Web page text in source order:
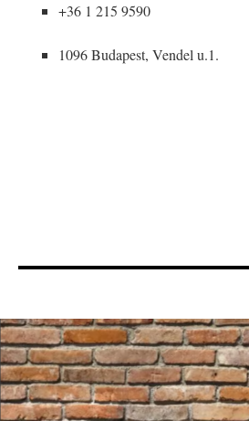
+36 1 215 9590
1096 Budapest, Vendel u.1.